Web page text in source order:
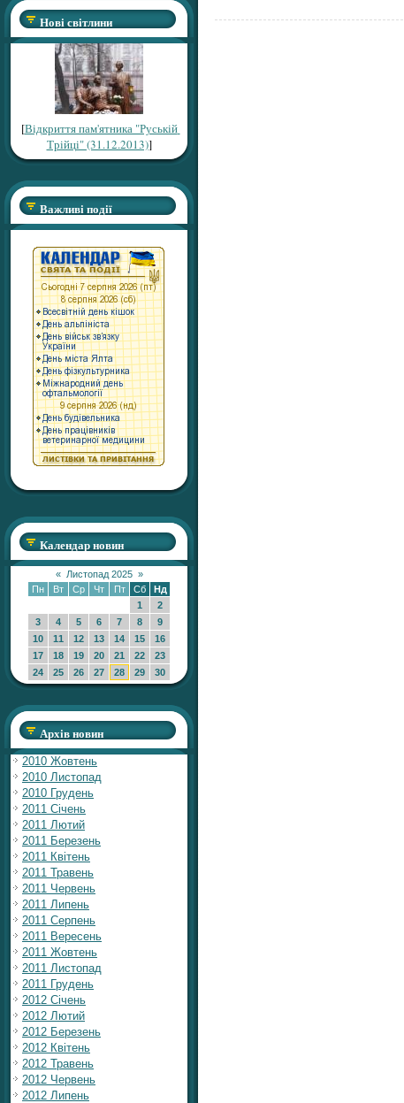
Нові світлини
[Відкриття пам'ятника "Руській
Трійці" (31.12.2013)]
Важливі події
Календар новин
« Листопад 2025 »
Пн
Вт Ср Чт Пт Сб
Нд
1
2
3
4 5 6 7 8
9
10
11 12 13 14 15
16
17
18 19 20 21 22
23
24
25 26 27 28 29 30
Архів новин
2010 Жовтень
2010 Листопад
2010 Грудень
2011 Січень
2011 Лютий
2011 Березень
2011 Квітень
2011 Травень
2011 Червень
2011 Липень
2011 Серпень
2011 Вересень
2011 Жовтень
2011 Листопад
2011 Грудень
2012 Січень
2012 Лютий
2012 Березень
2012 Квітень
2012 Травень
2012 Червень
2012 Липень